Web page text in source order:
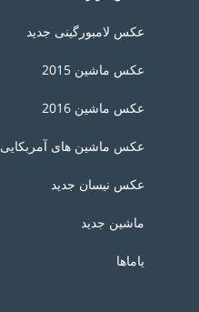
عکس لامبورگینی جدید
عکس ماشین 2015
عکس ماشین 2016
عکس ماشین های آمربکایی
عکس نیسان جدید
ماشین جدید
یاماها